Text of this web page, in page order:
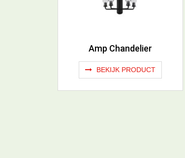
Amp Chandelier
BEKIJK PRODUCT